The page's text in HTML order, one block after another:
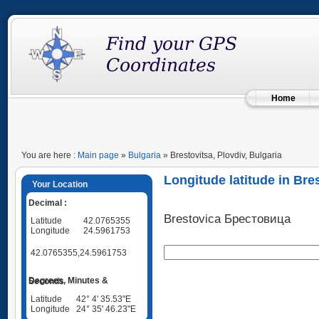
Home
You are here : Main page » Bulgaria » Brestovitsa, Plovdiv, Bulgaria
Your Location
Decimal :
Latitude
42.0765355
Longitude
24.5961753
42.0765355,24.5961753
Degrees, Minutes & Seconds
Latitude
42° 4' 35.53"E
Longitude
24° 35' 46.23"E
Longitude latitude in
Brestovica Брестовица